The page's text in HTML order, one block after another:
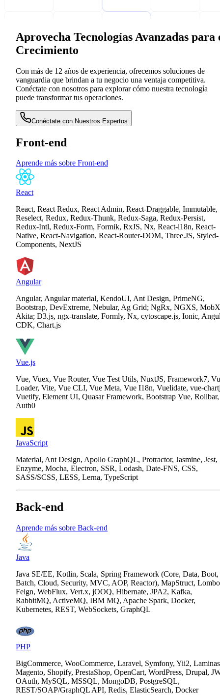
Aprovecha Tecnologías Avanzadas para
Crecimiento
Con más de 12 años de experiencia, ofrecemos soluciones de
vanguardia que brindan a tu negocio una ventaja competitiva.
Conéctate con nosotros para explorar cómo nuestra tecnología
puede transformar tus operaciones.
Conéctate con Nuestros Expertos
Front-end
Aprende más sobre Front-end
React
React, React Redux, React Admin, React-Draggable, Immutable,
Reselect, Redux, Redux-Thunk, Redux-Saga, Redux-Persist,
Redux-Intl, Redux-Form, Formik, RxJS, Nx, React-i18n, React-
Native, React-Navigation, React-Router-DOM, Three.JS, Styled-
Components, NextJS
Angular
Angular, Angular material, KendoUI, Ant Design, PrimeNG,
Bootstrap, DevExtreme, Nebular, Ag Grid; NgRx, NGXS,
Akita; D3.js, ngx-translate, Formly, Nx, cytoscape.js, Ionic,
CDK, Chart.js
Vue.js
Vue, Vuex, Vue Router, Vue Test Utils, NuxtJS, Framework7,
Loader, Vite, Vue CLI, Vue Meta, Vue I18n, Vuelidate, vue-
Vuetify, Element UI, Quasar Framework, Bootstrap Vue, Rollbar,
Auth0
JavaScript
Material, Ant Design, Apollo GraphQL, Protractor, Jasmine, Jest,
Enzyme, Mocha, Electron, SSR, Lodash, Date-FNS, CSS,
SASS/SCSS, LESS, Lerna, TypeScript
Back-end
Aprende más sobre Back-end
Java
Java SE/EE, Kotlin, Scala, Spring Framework (Core, Data, Boot,
Batch, Cloud, Security, MVC, AOP, Reactor), MapStruct,
Feign, WebFlux, Vert.x, jOOQ, Hibernate, JPA2, Kafka,
RabbitMQ, ActiveMQ, IBM MQ, Apache Spark, Docker,
Kubernetes, REST, WebSockets, GraphQL
PHP
BigCommerce, WooCommerce, Laravel, Symfony, Yii2,
Magento, Shopify, PrestaShop, OpenCart, WordPress, Drupal,
OAuth, MySQL, MSSQL, MongoDB, PostgreSQL,
REST/SOAP/GraphQL API, Redis, ElasticSearch, Docker